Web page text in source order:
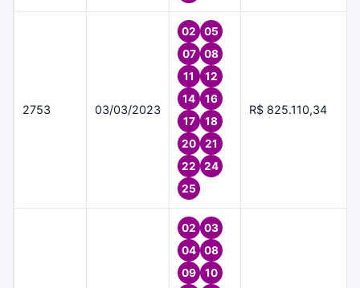
2753 03/03/2023
02
05
07
08
11
12
14
16
17
18
20
21
22
24
25
R$ 825.110,34
02
03
04
08
09
10